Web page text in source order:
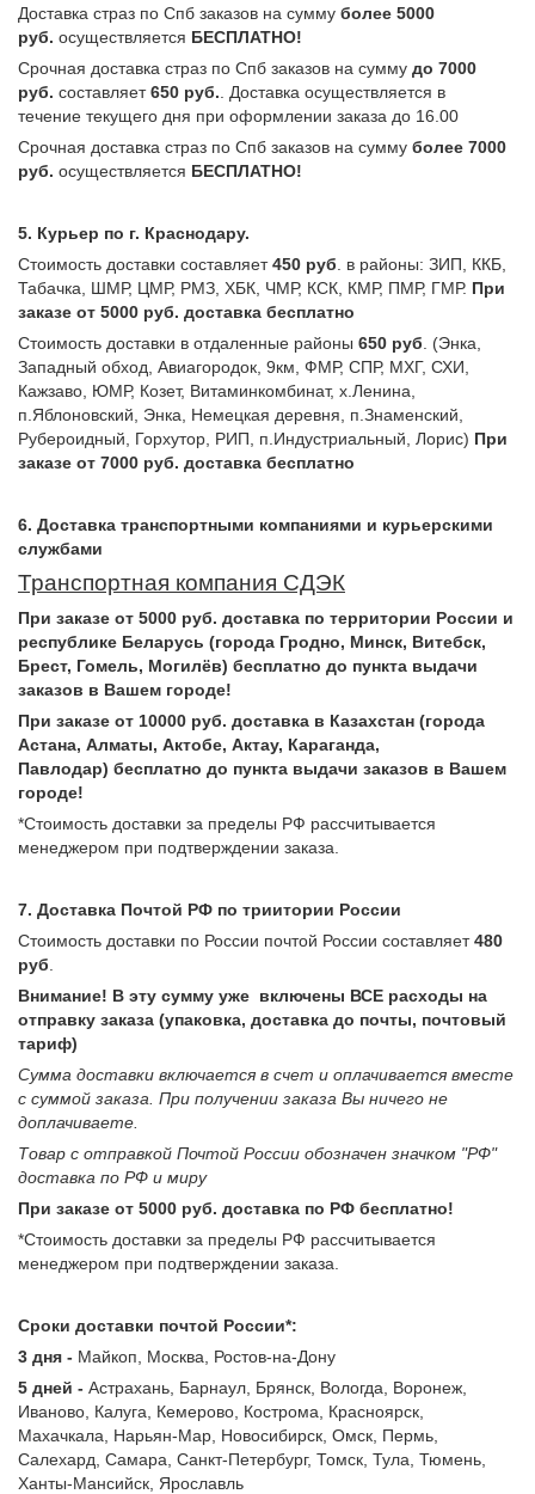
Доставка страз по Спб заказов на сумму более 5000
руб. осуществляется БЕСПЛАТНО!
Срочная доставка страз по Спб заказов на сумму до 7000
руб. составляет650 руб. . Доставка осуществляется в
течение текущего дня при оформлении заказа до 16.00
Срочная доставка страз по Спб заказов на сумму более 7000
руб. осуществляется БЕСПЛАТНО!
5. Курьер по г. Краснодару.
Стоимость доставки составляет450 руб . в районы: ЗИП, ККБ,
Табачка, ШМР, ЦМР, РМЗ, ХБК, ЧМР, КСК, КМР, ПМР, ГМР. При
заказе от 5000 руб. доставка бесплатно
Стоимость доставки в отдаленные районы 650 руб . (Энка,
Западный обход, Авиагородок, 9км, ФМР, СПР, МХГ, СХИ,
Кажзаво, ЮМР, Козет, Витаминкомбинат, х.Ленина,
п.Яблоновский, Энка, Немецкая деревня, п.Знаменский,
Рубероидный, Горхутор, РИП, п.Индустриальный, Лорис) При
заказе от 7000 руб. доставка бесплатно
6. Доставка транспортными компаниями и курьерскими
службами
Транспортная компания СДЭК
При заказе от 5000 руб. доставка по территории России и
республике Беларусь (города Гродно, Минск, Витебск,
Брест, Гомель, Могилёв) бесплатно до пункта выдачи
заказов в Вашем городе!
При заказе от 10000 руб. доставка в Казахстан (города
Астана, Алматы, Актобе, Актау, Караганда,
Павлодар) бесплатно до пункта выдачи заказов в Вашем
городе!
*Стоимость доставки за пределы РФ рассчитывается
менеджером при подтверждении заказа.
7. Доставка Почтой РФ по триитории России
Стоимость доставки по России почтой России составляет480
руб
Внимание! В эту сумму уже включены ВСЕ расходы на
отправку заказа (упаковка, доставка до почты, почтовый
тариф)
Сумма доставки включается в счет и оплачивается вместе
с суммой заказа. При получении заказа Вы ничего не
доплачиваете.
Товар с отправкой Почтой России обозначен значком "РФ"
доставка по РФ и миру
При заказе от 5000 руб. доставка по РФ бесплатно!
*Стоимость доставки за пределы РФ рассчитывается
менеджером при подтверждении заказа.
Сроки доставки почтой России*:
3 дня - Майкоп, Москва, Ростов-на-Дону
5 дней - Астрахань, Барнаул, Брянск, Вологда, Воронеж,
Иваново, Калуга, Кемерово, Кострома, Красноярск,
Махачкала, Нарьян-Мар, Новосибирск, Омск, Пермь,
Салехард, Самара, Санкт-Петербург, Томск, Тула, Тюмень,
Ханты-Мансийск, Ярославль